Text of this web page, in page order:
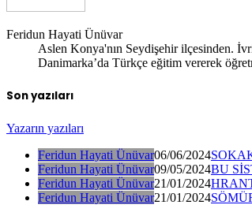
Feridun Hayati Ünüvar
Aslen Konya'nın Seydişehir ilçesinden.
Danimarka’da Türkçe eğitim vererek
Son yazıları
Yazarın yazıları
Feridun Hayati Ünüvar06/06/2024
Feridun Hayati Ünüvar09/05/2024BU
Feridun Hayati Ünüvar21/01/2024
Feridun Hayati Ünüvar21/01/2024